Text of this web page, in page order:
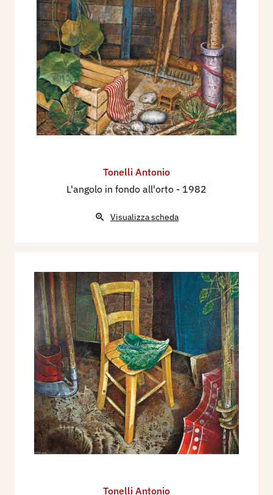
Tonelli Antonio
L'angolo in fondo all'orto - 1982
Visualizza scheda
Tonelli Antonio